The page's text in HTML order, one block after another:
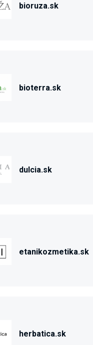
bioruza.sk
bioterra.sk
dulcia.sk
etanikozmetika.sk
herbatica.sk